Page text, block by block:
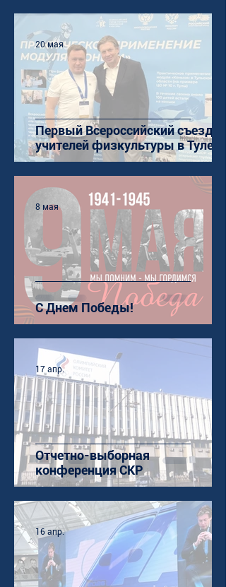
Первый Всероссийский съезд
учителей физкультуры в Туле
20 мая
С Днем Победы!
8 мая
Отчетно-выборная
конференция СКР
17 апр.
16 апр.